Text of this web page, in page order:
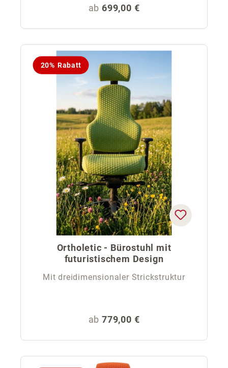
Regulärer Preis:
ab 699,00 €
20% Rabatt
Ortholetic - Bürostuhl mit
futuristischem Design
Mit dreidimensionaler Strickstruktur
Regulärer Preis:
ab 779,00 €